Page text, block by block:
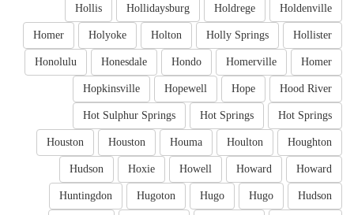
Holdenville
Holdrege
Hollidaysburg
Hollis
Hollister
Holly Springs
Holton
Holyoke
Homer
Homer
Homerville
Hondo
Honesdale
Honolulu
Hood River
Hope
Hopewell
Hopkinsville
Hot Springs
Hot Springs
Hot Sulphur Springs
Houghton
Houlton
Houma
Houston
Houston
Howard
Howard
Howell
Hoxie
Hudson
Hudson
Hugo
Hugo
Hugoton
Huntingdon